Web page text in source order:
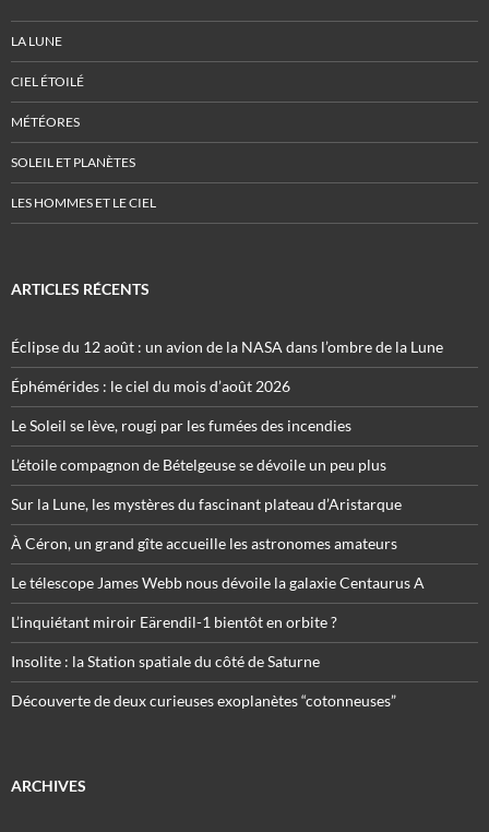
LA LUNE
CIEL ÉTOILÉ
MÉTÉORES
SOLEIL ET PLANÈTES
LES HOMMES ET LE CIEL
ARTICLES RÉCENTS
Éclipse du 12 août : un avion de la NASA dans l’ombre de la Lune
Éphémérides : le ciel du mois d’août 2026
Le Soleil se lève, rougi par les fumées des incendies
L’étoile compagnon de Bételgeuse se dévoile un peu plus
Sur la Lune, les mystères du fascinant plateau d’Aristarque
À Céron, un grand gîte accueille les astronomes amateurs
Le télescope James Webb nous dévoile la galaxie Centaurus A
L’inquiétant miroir Eärendil-1 bientôt en orbite ?
Insolite : la Station spatiale du côté de Saturne
Découverte de deux curieuses exoplanètes “cotonneuses”
ARCHIVES